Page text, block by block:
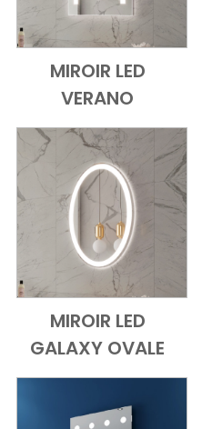
Add to Cart
Vue
MIROIR LED
VERANO
Add to Cart
Vue
MIROIR LED
GALAXY OVALE